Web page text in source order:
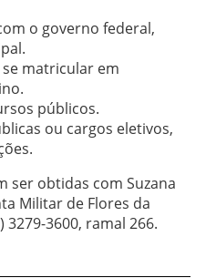
o governo federal,
matricular em
públicos.
ou cargos eletivos,
ser obtidas com Suzana
Militar de Flores da
3600, ramal 266.